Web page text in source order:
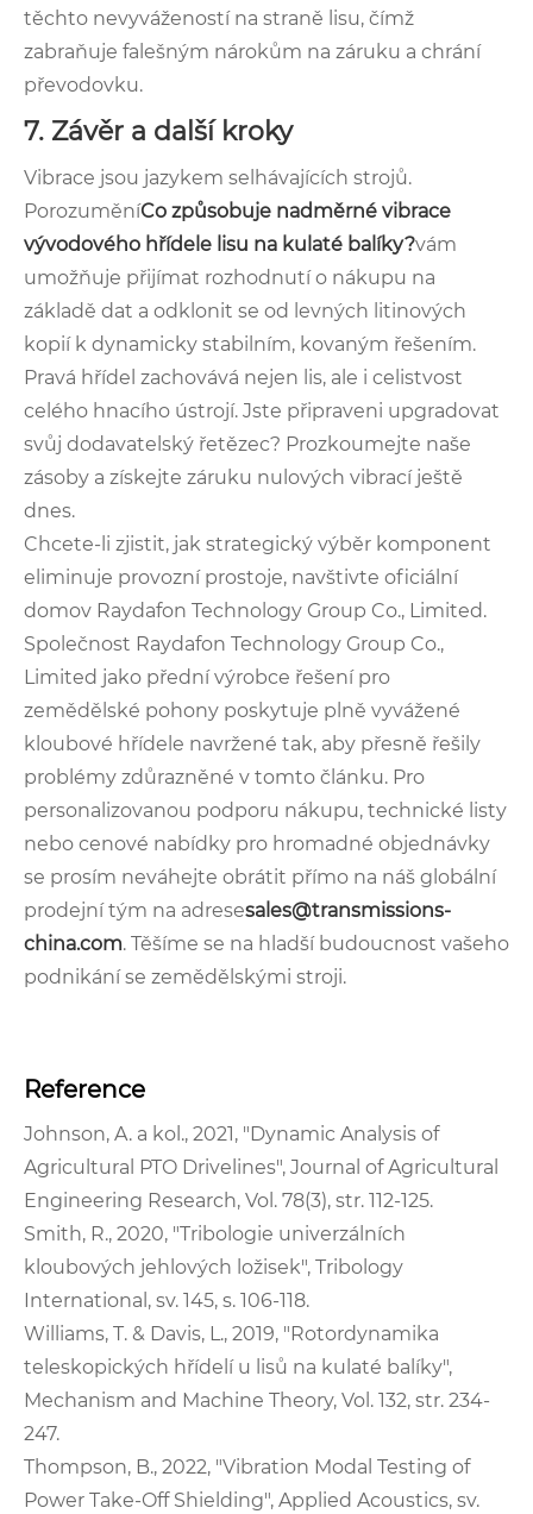
těchto nevyvážeností na straně lisu, čímž
zabraňuje falešným nárokům na záruku a chrání
převodovku.
7. Závěr a další kroky
Vibrace jsou jazykem selhávajících strojů.
PorozuměníCo způsobuje nadměrné vibrace
vývodového hřídele lisu na kulaté balíky?vám
umožňuje přijímat rozhodnutí o nákupu na
základě dat a odklonit se od levných litinových
kopií k dynamicky stabilním, kovaným řešením.
Pravá hřídel zachovává nejen lis, ale i celistvost
celého hnacího ústrojí. Jste připraveni upgradovat
svůj dodavatelský řetězec? Prozkoumejte naše
zásoby a získejte záruku nulových vibrací ještě
dnes.
Chcete-li zjistit, jak strategický výběr komponent
eliminuje provozní prostoje, navštivte oficiální
domov Raydafon Technology Group Co., Limited.
Společnost Raydafon Technology Group Co.,
Limited jako přední výrobce řešení pro
zemědělské pohony poskytuje plně vyvážené
kloubové hřídele navržené tak, aby přesně řešily
problémy zdůrazněné v tomto článku. Pro
personalizovanou podporu nákupu, technické listy
nebo cenové nabídky pro hromadné objednávky
se prosím neváhejte obrátit přímo na náš globální
prodejní tým na adresesales@transmissions-
china.com. Těšíme se na hladší budoucnost vašeho
podnikání se zemědělskými stroji.
Reference
Johnson, A. a kol., 2021, "Dynamic Analysis of
Agricultural PTO Drivelines", Journal of Agricultural
Engineering Research, Vol. 78(3), str. 112-125.
Smith, R., 2020, "Tribologie univerzálních
kloubových jehlových ložisek", Tribology
International, sv. 145, s. 106-118.
Williams, T. & Davis, L., 2019, "Rotordynamika
teleskopických hřídelí u lisů na kulaté balíky",
Mechanism and Machine Theory, Vol. 132, str. 234-
247.
Thompson, B., 2022, "Vibration Modal Testing of
Power Take-Off Shielding", Applied Acoustics, sv.